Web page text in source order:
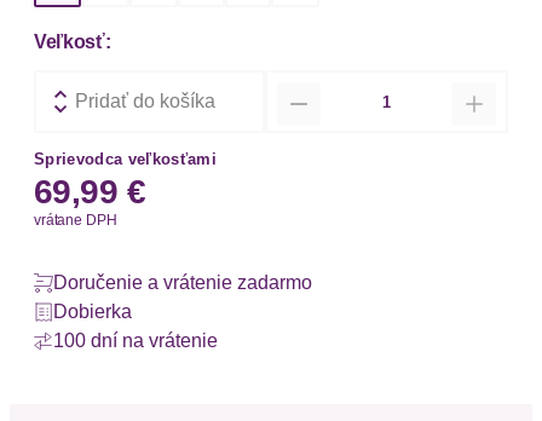
Veľkosť:
Pridať do košíka
Sprievodca veľkosťami
69,99 €
vrátane DPH
Doručenie a vrátenie zadarmo
Dobierka
100 dní na vrátenie